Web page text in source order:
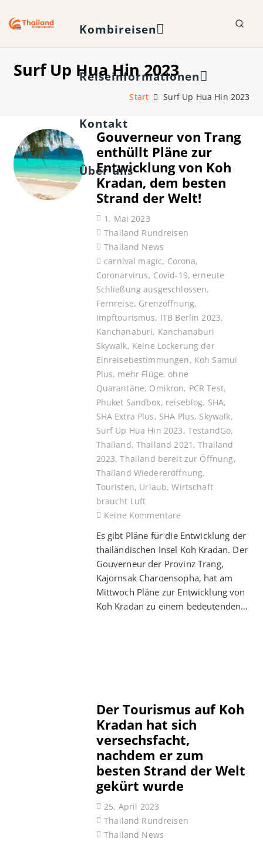
Kombireisen
Reiseinformationen
Kontakt
Über uns
Surf Up Hua Hin 2023
Start Surf Up Hua Hin 2023
Gouverneur von Trang
enthüllt Pläne zur
Entwicklung von Koh
Kradan, dem besten
Strand der Welt!
1. Mai 2023
Thailand Rundreisen
Thailand News
carnival magic, Corona,
Coronarvirus, Covid-19, erneute
Schließung ausgeschlossen,
Fernreise, Grenzöffnung,
Impftourismus, ITB Berlin 2023,
Kanchanaburi, Kanchanaburi
Skywalk, Keine Lockerung der
Einreisebestimmungen, Koh Samui
Plus, mehr Flüge, ohne
Quarantäne, Omikron, PCR Test,
Phuket Sandbox, reiseblog, SHA,
SHA Extra Plus, SHA Plus, Skywalk,
Surf Up Hua Hin 2023, TestandGo,
Thailand,Thailand 2021 ,Thailand
2023,Thailand bereit zur Öffnung,
Thailand Wiedereröffnung,
Touristen, Urlaub,Wirtschaft
braucht Luft
Keine Kommentare
Es gibt Pläne für die Entwicklung der
thailändischen Insel Koh Kradan. Der
Gouverneur der Provinz Trang,
Kajornsak Charoensopha, hat am
Mittwoch Pläne zur Entwicklung von
Koh Kradan zu einem bedeutenden…
Der Tourismus auf Koh
Kradan hat sich
versechsfacht,
nachdem er zum
besten Strand der Welt
gekürt wurde
25. April 2023
Thailand Rundreisen
Thailand News